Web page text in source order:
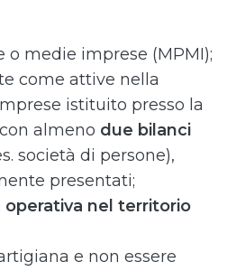
o medie imprese (MPMI);
come attive nella
istituito presso la
almeno due bilanci
società di persone),
presentati;
operativa nel territorio
e non essere